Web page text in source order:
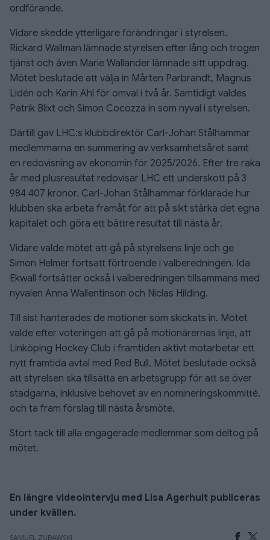
ordförande.
Vidare skedde ytterligare förändringar i styrelsen.
Rickard Wallman lämnade styrelsen efter lång och trogen
tjänst och även Marie Wallander lämnade sitt uppdrag.
Mötet beslutade att välja in Mårten Parbrandt, Magnus
Lidén och Karin Ahl för omval i två år. Samtidigt valdes
Patrik Blixt och Simon Cocozza in som nyval i styrelsen.
Därtill gav LHC:s klubbdirektör Carl-Johan Stålhammar
medlemmarna en summering av verksamhetsåret samt
en redovisning av ekonomin för 2025/2026. Efter tre raka
år med plusresultat redovisar LHC ett underskott på 3
984 407 kronor. Carl-Johan Stålhammar förklarade hur
klubben ska arbeta framåt för att på sikt stärka det egna
kapitalet och göra ett bättre resultat till nästa år.
Vidare valde mötet att gå på styrelsens linje och ge
Simon Helmer fortsatt förtroende i valberedningen. Ida
Ekwall fortsätter också i valberedningen tillsammans med
nyvalen Anna Wallentinson och Niclas Hilding.
Till sist hanterades de motioner som skickats in. Mötet
valde efter voteringen att gå på motionärernas linje, att
Linköping Hockey Club i framtiden aktivt motarbetar ett
nytt framtida avtal med Red Bull. Mötet beslutade också
att styrelsen ska tillsätta en arbetsgrupp för att se över
stadgarna, inklusive behovet av en nomineringskommitté,
och ta fram förslag till nästa årsmöte.
Stort tack till alla engagerade medlemmar som deltog på
mötet.
En längre videointervju med Lisa Agerhult publiceras
under kvällen.
SAMUEL ZURAWSKI